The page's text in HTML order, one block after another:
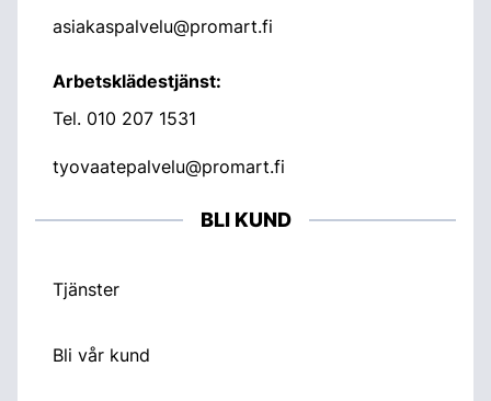
asiakaspalvelu@promart.fi
Arbetsklädestjänst:
Tel. 010 207 1531
tyovaatepalvelu@promart.fi
BLI KUND
Tjänster
Bli vår kund